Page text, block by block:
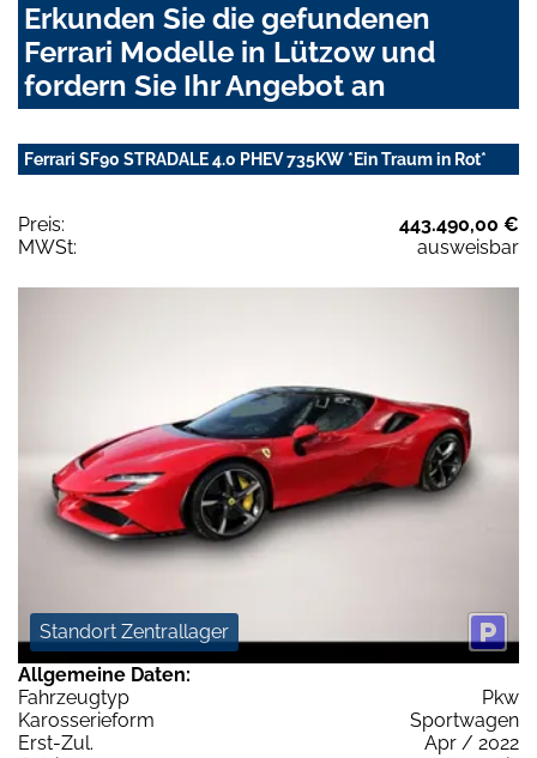
Erkunden Sie die gefundenen
Ferrari Modelle in Lützow und
fordern Sie Ihr Angebot an
Ferrari SF90 STRADALE 4.0 PHEV 735KW *Ein Traum in Rot*
Preis:
443.490,00 €
MWSt:
ausweisbar
Standort Zentrallager
Allgemeine Daten:
Fahrzeugtyp
Pkw
Karosserieform
Sportwagen
Erst-Zul.
Apr / 2022